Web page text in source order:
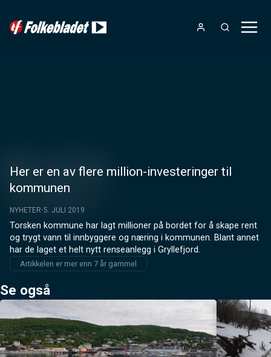
Her er en av flere million-investeringer til
kommunen
NYHETER 5. JULI 2019
Torsken kommune har lagt millioner på bordet for å skape rent
og trygt vann til innbyggere og næring i kommunen. Blant annet
har de laget et helt nytt renseanlegg i Gryllefjord.
Artikkelen er mer enn 7 år gammel
Se også